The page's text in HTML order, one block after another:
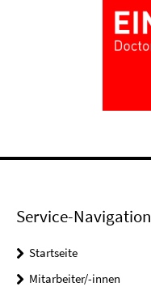
Service-Navigation
Startseite
Mitarbeiter/-innen